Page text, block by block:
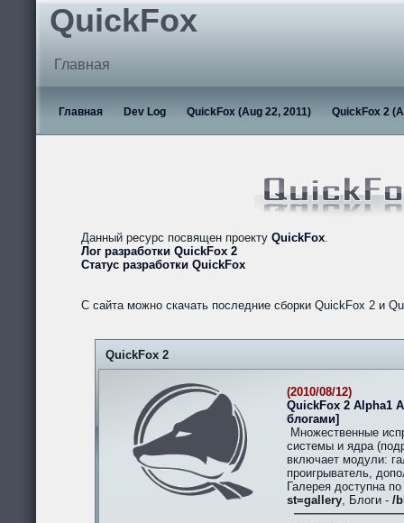
QuickFox
Главная
Главная Dev Log QuickFox (Aug 22, 2011) QuickFox 2
Данный ресурс посвящен проекту QuickFox.
Лог разработки QuickFox 2
Статус разработки QuickFox
С сайта можно скачать последние сборки QuickFox 2 и
QuickFox 2
(2010/08/12)
QuickFox 2 Alpha1
блогами]
Множественные
системы и ядра
включает модули:
проигрыватель,
Галерея доступна
st=gallery, Блоги - /